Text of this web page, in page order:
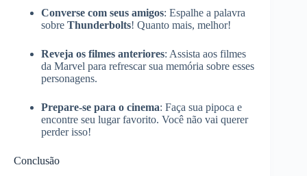
Converse com seus amigos: Espalhe a palavra
sobre Thunderbolts! Quanto mais, melhor!
Reveja os filmes anteriores: Assista aos filmes
da Marvel para refrescar sua memória sobre esses
personagens.
Prepare-se para o cinema: Faça sua pipoca e
encontre seu lugar favorito. Você não vai querer
perder isso!
Conclusão